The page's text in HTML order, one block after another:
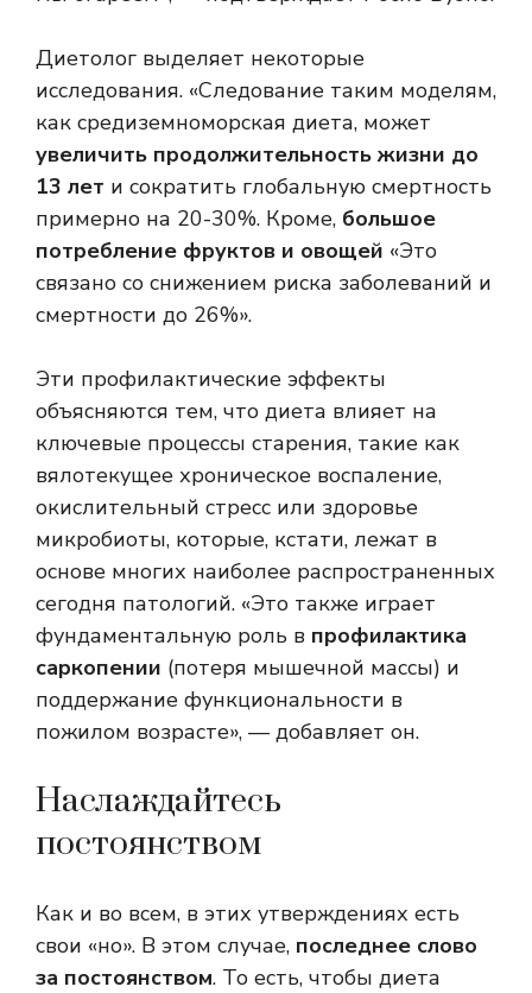
Диетолог выделяет некоторые
исследования. «Следование таким моделям,
как средиземноморская диета, может
увеличить продолжительность жизни до
13 лет и сократить глобальную смертность
примерно на 20-30%. Кроме, большое
потребление фруктов и овощей «Это
связано со снижением риска заболеваний и
смертности до 26%».
Эти профилактические эффекты
объясняются тем, что диета влияет на
ключевые процессы старения, такие как
вялотекущее хроническое воспаление,
окислительный стресс или здоровье
микробиоты, которые, кстати, лежат в
основе многих наиболее распространенных
сегодня патологий. «Это также играет
фундаментальную роль в профилактика
саркопении (потеря мышечной массы) и
поддержание функциональности в
пожилом возрасте», — добавляет он.
Наслаждайтесь
постоянством
Как и во всем, в этих утверждениях есть
свои «но». В этом случае, последнее слово
за постоянством. То есть, чтобы диета